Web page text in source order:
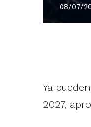
08/07/
Ya
2027,